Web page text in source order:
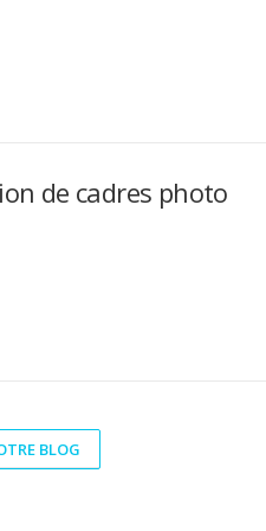
de cadres photo
BLOG